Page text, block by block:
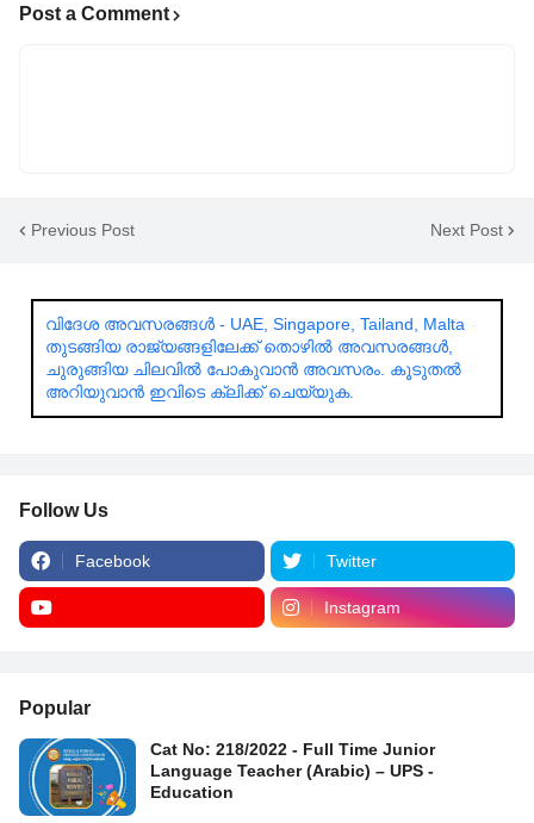
Post a Comment
Previous Post Next Post
വിദേശ അവസരങ്ങൾ - UAE, Singapore, Tailand, Malta
തുടങ്ങിയ രാജ്യങ്ങളിലേക്ക് തൊഴിൽ അവസരങ്ങൾ,
ചുരുങ്ങിയ ചിലവിൽ പോകുവാൻ അവസരം. കൂടുതൽ
അറിയുവാൻ ഇവിടെ ക്ലിക്ക് ചെയ്യുക.
Follow Us
Facebook Twitter
Instagram
Popular
Cat No: 218/2022 - Full Time Junior
Language Teacher (Arabic) – UPS -
Education